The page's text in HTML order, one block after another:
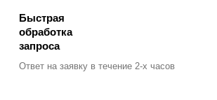
Быстрая
обработка
запроса
Ответ на заявкув течение 2-х часов